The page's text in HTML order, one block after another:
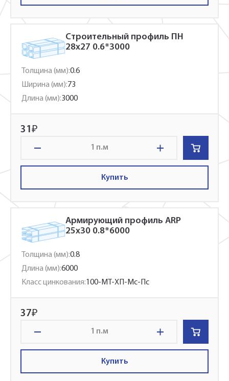
Строительный профиль ПН
28x27 0.6*3000
Толщина (мм):0.6
Ширина (мм):73
Длина (мм):3000
31₽
п.м
Купить
Армирующий профиль ARP
25x30 0.8*6000
Толщина (мм):0.8
Длина (мм):6000
Класс цинкования:100-МТ-ХП-Мс-Пс
37₽
п.м
Купить